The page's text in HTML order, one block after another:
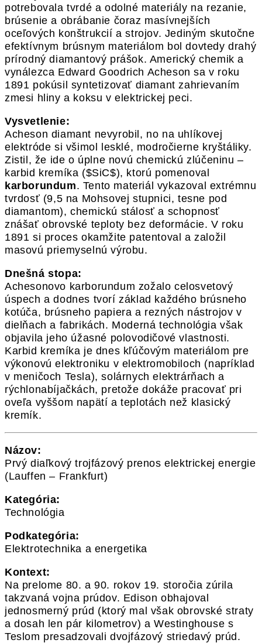
potrebovala tvrdé a odolné materiály na rezanie,
brúsenie a obrábanie čoraz masívnejších
oceľových konštrukcií a strojov. Jediným skutočne
efektívnym brúsnym materiálom bol dovtedy drahý
prírodný diamantový prášok. Americký chemik a
vynálezca Edward Goodrich Acheson sa v roku
1891 pokúsil syntetizovať diamant zahrievaním
zmesi hliny a koksu v elektrickej peci.
Vysvetlenie:
Acheson diamant nevyrobil, no na uhlíkovej
elektróde si všimol lesklé, modročierne kryštáliky.
Zistil, že ide o úplne novú chemickú zlúčeninu –
karbid kremíka ($SiC$), ktorú pomenoval
karborundum. Tento materiál vykazoval extrémnu
tvrdosť (9,5 na Mohsovej stupnici, tesne pod
diamantom), chemickú stálosť a schopnosť
znášať obrovské teploty bez deformácie. V roku
1891 si proces okamžite patentoval a založil
masovú priemyselnú výrobu.
Dnešná stopa:
Achesonovo karborundum zožalo celosvetový
úspech a dodnes tvorí základ každého brúsneho
kotúča, brúsneho papiera a rezných nástrojov v
dielňach a fabrikách. Moderná technológia však
objavila jeho úžasné polovodičové vlastnosti.
Karbid kremíka je dnes kľúčovým materiálom pre
výkonovú elektroniku v elektromobiloch (napríklad
v meničoch Tesla), solárnych elektrárňach a
rýchlonabíjačkách, pretože dokáže pracovať pri
oveľa vyššom napätí a teplotách než klasický
kremík.
Názov:
Prvý diaľkový trojfázový prenos elektrickej energie
(Lauffen – Frankfurt)
Kategória:
Technológia
Podkategória:
Elektrotechnika a energetika
Kontext:
Na prelome 80. a 90. rokov 19. storočia zúrila
takzvaná vojna prúdov. Edison obhajoval
jednosmerný prúd (ktorý mal však obrovské straty
a dosah len pár kilometrov) a Westinghouse s
Teslom presadzovali dvojfázový striedavý prúd.